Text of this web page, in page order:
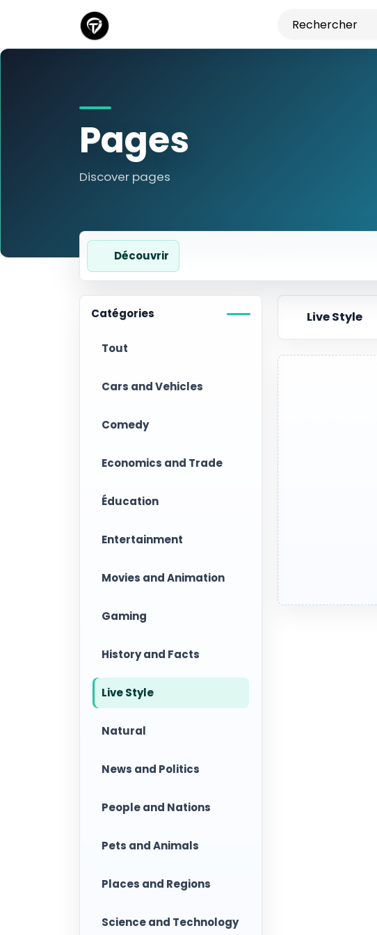
Pages
Discover pages
Découvrir
Catégories
Tout
Cars and Vehicles
Comedy
Economics and Trade
Éducation
Entertainment
Movies and Animation
Gaming
History and Facts
Live Style
Natural
News and Politics
People and Nations
Pets and Animals
Places and Regions
Science and Technology
Live Style